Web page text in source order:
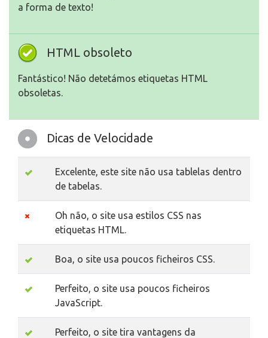
a forma de texto!
HTML obsoleto
Fantástico! Não detetámos etiquetas HTML
obsoletas.
Dicas de Velocidade
Excelente, este site não usa tablelas dentro
de tabelas.
Oh não, o site usa estilos CSS nas
etiquetas HTML.
Boa, o site usa poucos ficheiros CSS.
Perfeito, o site usa poucos ficheiros
JavaScript.
Perfeito, o site tira vantagens da